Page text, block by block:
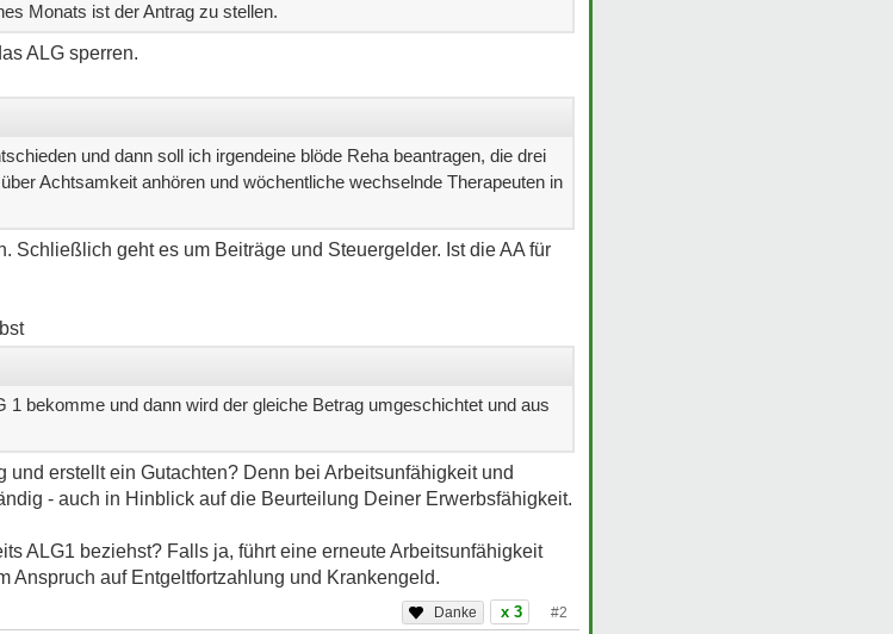
Monats ist der Antrag zu stellen.
ALG sperren.
und dann soll ich irgendeine blöde Reha beantragen, die drei
Achtsamkeit anhören und wöchentliche wechselnde Therapeuten in
Schließlich geht es um Beiträge und Steuergelder. Ist die AA für
bekomme und dann wird der gleiche Betrag umgeschichtet und aus
erstellt ein Gutachten? Denn bei Arbeitsunfähigkeit und
- auch in Hinblick auf die Beurteilung Deiner Erwerbsfähigkeit.
ALG1 beziehst? Falls ja, führt eine erneute Arbeitsunfähigkeit
Anspruch auf Entgeltfortzahlung und Krankengeld.
x 3 #2